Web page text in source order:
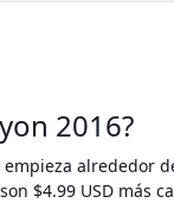
2016?
alrededor
$4.99 USD